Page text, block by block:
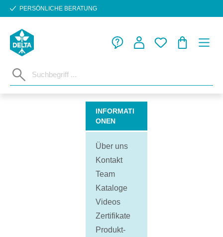
Zum Hauptinhalt springen
PERSÖNLICHE BERATUNG
INFORMATI
ONEN
Über uns
Kontakt
Team
Kataloge
Videos
Zertifikate
Produkt-